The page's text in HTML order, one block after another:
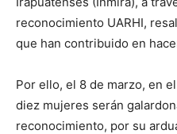
reconocimiento UARHI,
que han contribuido en
Por ello, el 8 de marzo, en
diez mujeres serán
reconocimiento, por su